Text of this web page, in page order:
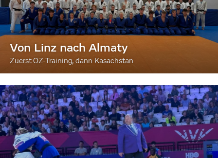
Von Linz nach Almaty
Zuerst OZ-Training, dann Kasachstan